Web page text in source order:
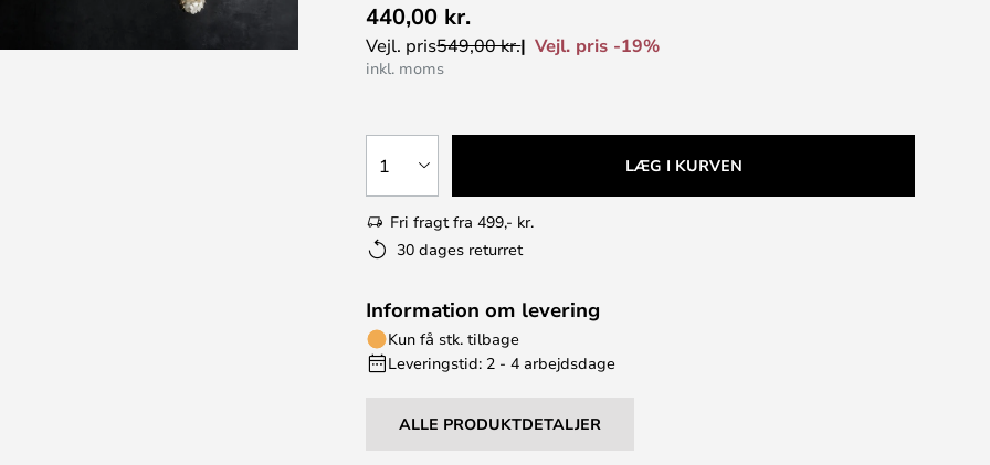
440,00 kr.
Vejl. pris549,00 kr. Vejl. pris -19%
inkl. moms
1 LÆG I KURVEN
Fri fragt fra 499,- kr.
30 dages returret
Information om levering
Kun få stk. tilbage
Leveringstid: 2 - 4 arbejdsdage
ALLE PRODUKTDETALJER